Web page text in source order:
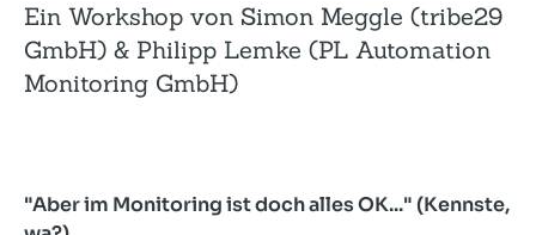
Ein Workshop von Simon Meggle (tribe29
GmbH) & Philipp Lemke (PL Automation
Monitoring GmbH)
"Aber im Monitoring ist doch alles OK..." (Kennste,